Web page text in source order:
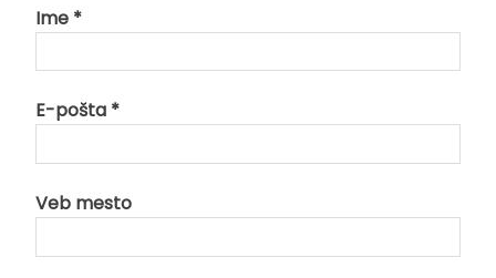
Ime *
E-pošta *
Veb mesto